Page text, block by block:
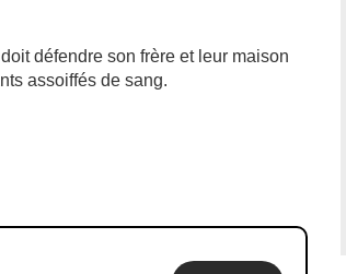
défendre son frère et leur maison
assoiffés de sang.